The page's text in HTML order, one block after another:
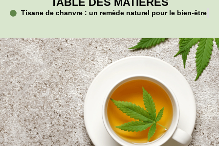
Tisane de chanvre : un remède naturel pour le bien-être